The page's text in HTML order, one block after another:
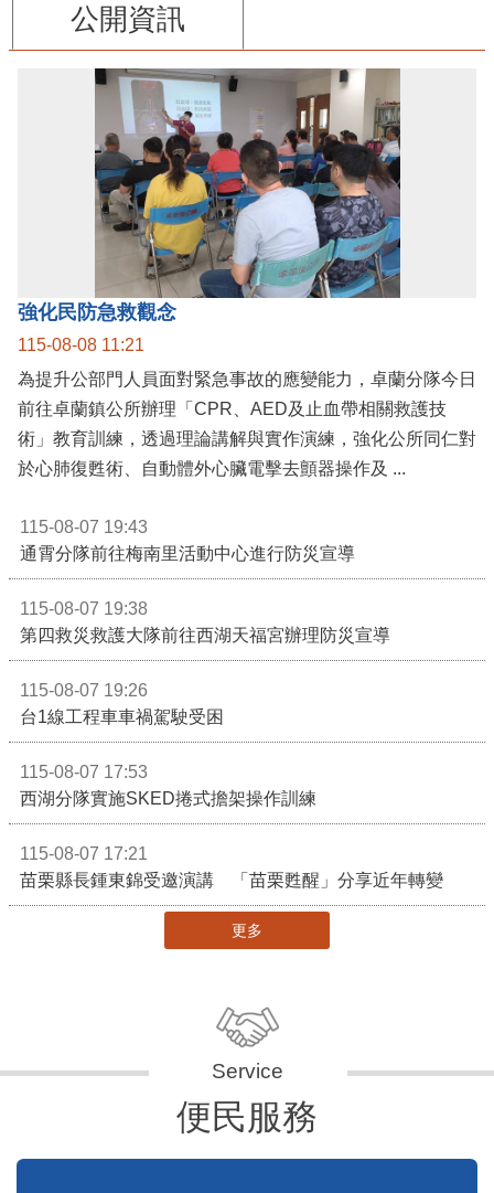
公開資訊
強化民防急救觀念
115-08-08 11:21
為提升公部門人員面對緊急事故的應變能力，卓蘭分隊今日
前往卓蘭鎮公所辦理「CPR、AED及止血帶相關救護技
術」教育訓練，透過理論講解與實作演練，強化公所同仁對
於心肺復甦術、自動體外心臟電擊去顫器操作及 ...
115-08-07 19:43
通霄分隊前往梅南里活動中心進行防災宣導
115-08-07 19:38
第四救災救護大隊前往西湖天福宮辦理防災宣導
115-08-07 19:26
台1線工程車車禍駕駛受困
115-08-07 17:53
西湖分隊實施SKED捲式擔架操作訓練
115-08-07 17:21
苗栗縣長鍾東錦受邀演講 「苗栗甦醒」分享近年轉變
更多
便民服務